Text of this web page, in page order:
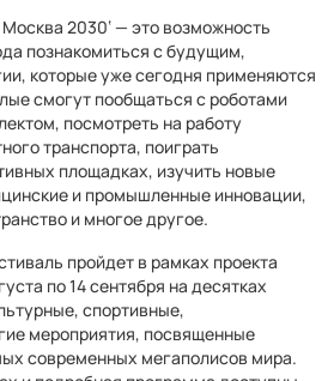
2030‘ — это возможность
познакомиться с будущим,
которые уже сегодня применяются
смогут пообщаться с роботами
посмотреть на работу
транспорта, поиграть
площадках, изучить новые
и промышленные инновации,
и многое другое.
пройдет в рамках проекта
по 14 сентября на десятках
спортивные,
мероприятия, посвященные
современных мегаполисов мира.